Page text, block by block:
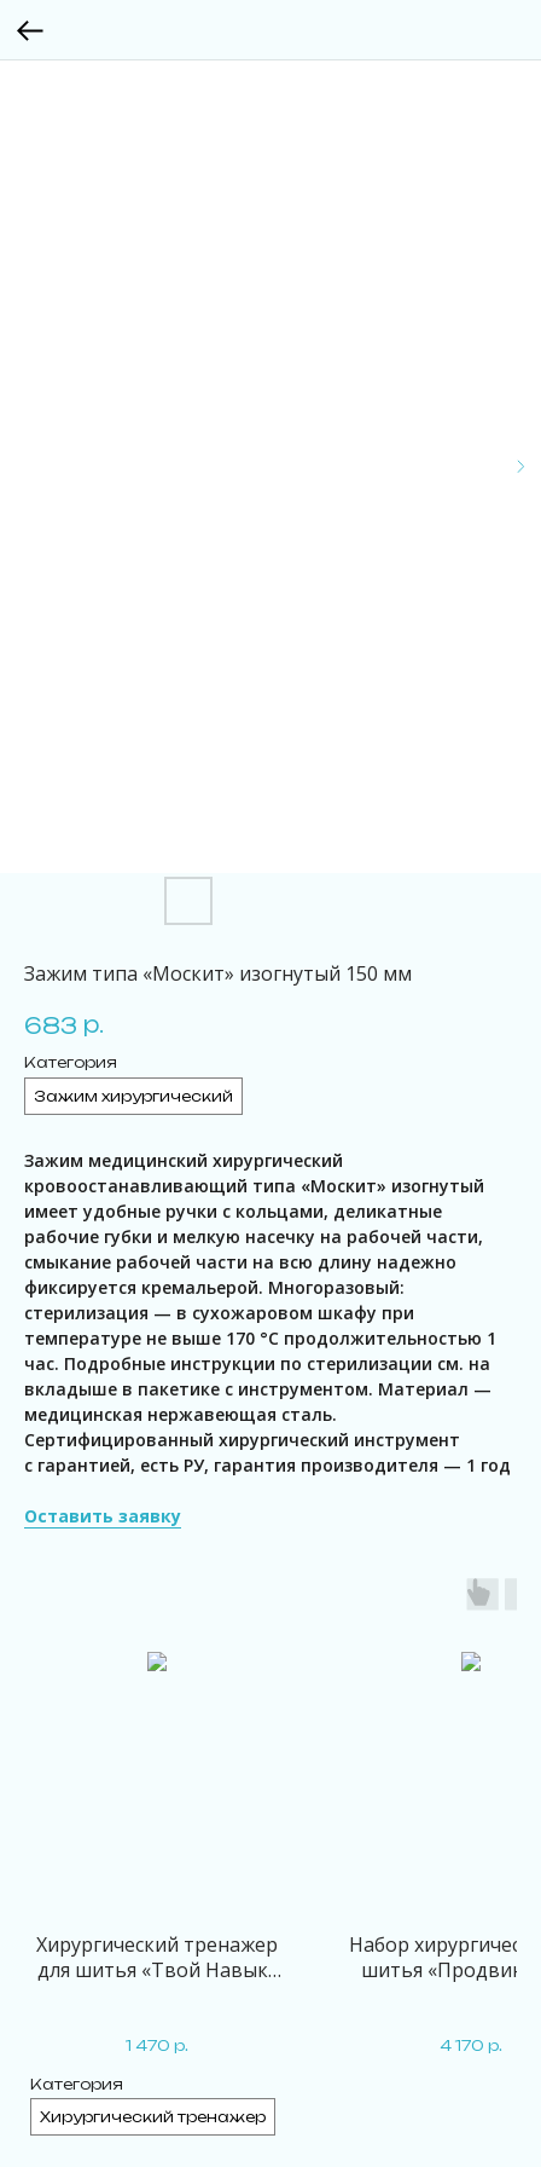
Зажим типа «Москит» изогнутый 150 мм
683 р.
Категория
Зажим хирургический
Зажим медицинский хирургический
кровоостанавливающий типа «Москит» изогнутый
имеет удобные ручки с кольцами, деликатные
рабочие губки и мелкую насечку на рабочей части,
смыкание рабочей части на всю длину надежно
фиксируется кремальерой. Многоразовый:
стерилизация — в сухожаровом шкафу при
температуре не выше 170 °C продолжительностью 1
час. Подробные инструкции по стерилизации см. на
вкладыше в пакетике с инструментом. Материал —
медицинская нержавеющая сталь.
Сертифицированный хирургический инструмент
с гарантией, есть РУ, гарантия производителя — 1 год
Оставить заявку
Хирургический тренажер
для шитья «Твой Навык»
1 470 р.
Категория
Хирургический тренажер
Набор
шитья
4 170 р.